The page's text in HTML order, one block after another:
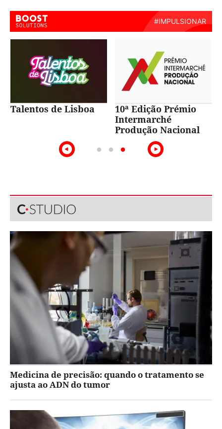
Talentos de Lisboa
10ª Edição Prémio
Intermarché
Produção Nacional
Medicina de precisão: quando o tratamento se
ajusta ao ADN do tumor